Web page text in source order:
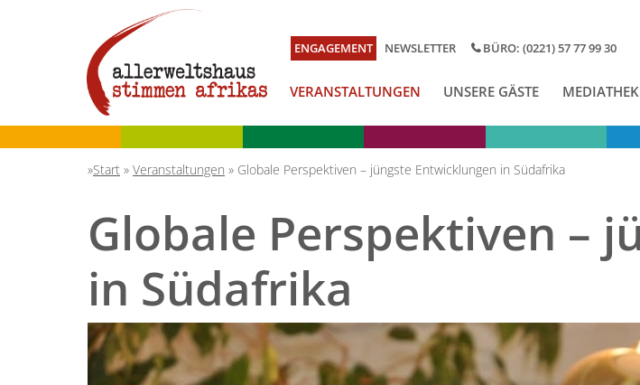
BÜRO: (0221) 57 77 99 30
ENGAGEMENT NEWSLETTER
VERANSTALTUNGEN UNSERE GÄSTE MEDIATHEK
Start » Veranstaltungen » Globale Perspektiven – jüngste Entwicklungen in Südafrika
Globale Perspektiven –
in Südafrika